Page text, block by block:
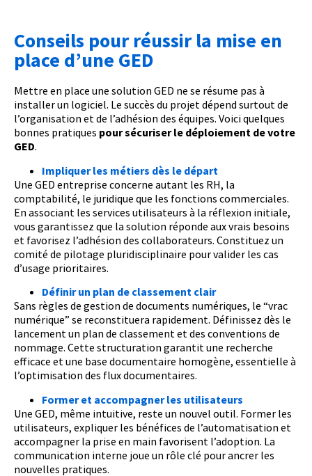
Conseils pour réussir la mise en
place d’une GED
Mettre en place une solution GED ne se résume pas à
installer un logiciel. Le succès du projet dépend surtout de
l’organisation et de l’adhésion des équipes. Voici quelques
bonnes pratiques pour sécuriser le déploiement de votre
GED.
Impliquer les métiers dès le départ
Une GED entreprise concerne autant les RH, la
comptabilité, le juridique que les fonctions commerciales.
En associant les services utilisateurs à la réflexion initiale,
vous garantissez que la solution réponde aux vrais besoins
et favorisez l’adhésion des collaborateurs. Constituez un
comité de pilotage pluridisciplinaire pour valider les cas
d’usage prioritaires.
Définir un plan de classement clair
Sans règles de gestion de documents numériques, le “vrac
numérique” se reconstituera rapidement. Définissez dès le
lancement un plan de classement et des conventions de
nommage. Cette structuration garantit une recherche
efficace et une base documentaire homogène, essentielle à
l’optimisation des flux documentaires.
Former et accompagner les utilisateurs
Une GED, même intuitive, reste un nouvel outil. Former les
utilisateurs, expliquer les bénéfices de l’automatisation et
accompagner la prise en main favorisent l’adoption. La
communication interne joue un rôle clé pour ancrer les
nouvelles pratiques.